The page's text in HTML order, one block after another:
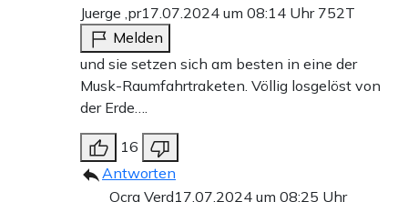
Juerge ,pr17.07.2024 um 08:14 Uhr 752T
Melden
und sie setzen sich am besten in eine der
Musk-Raumfahrtraketen. Völlig losgelöst von
der Erde….
16
Antworten
Ocra Verd17.07.2024 um 08:25 Uhr